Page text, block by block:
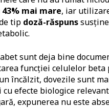
43% mai mare, iar
tip doză-răspuns
sunt deja bine
funcției celulelor beta
încălzit, dovezile sunt
efecte biologice
expunerea nu este